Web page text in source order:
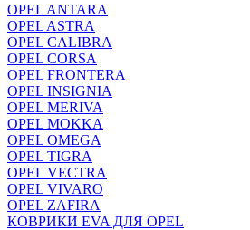
OPEL ANTARA
OPEL ASTRA
OPEL CALIBRA
OPEL CORSA
OPEL FRONTERA
OPEL INSIGNIA
OPEL MERIVA
OPEL MOKKA
OPEL OMEGA
OPEL TIGRA
OPEL VECTRA
OPEL VIVARO
OPEL ZAFIRA
КОВРИКИ EVA ДЛЯ OPEL